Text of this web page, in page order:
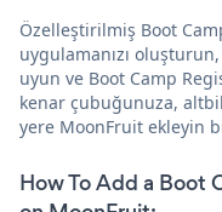
Özelleştirilmiş Boot
uygulamanızı
uyun ve Boot Camp
kenar çubuğunuza,
yere MoonFruit ekleyin
How To Add a Boot